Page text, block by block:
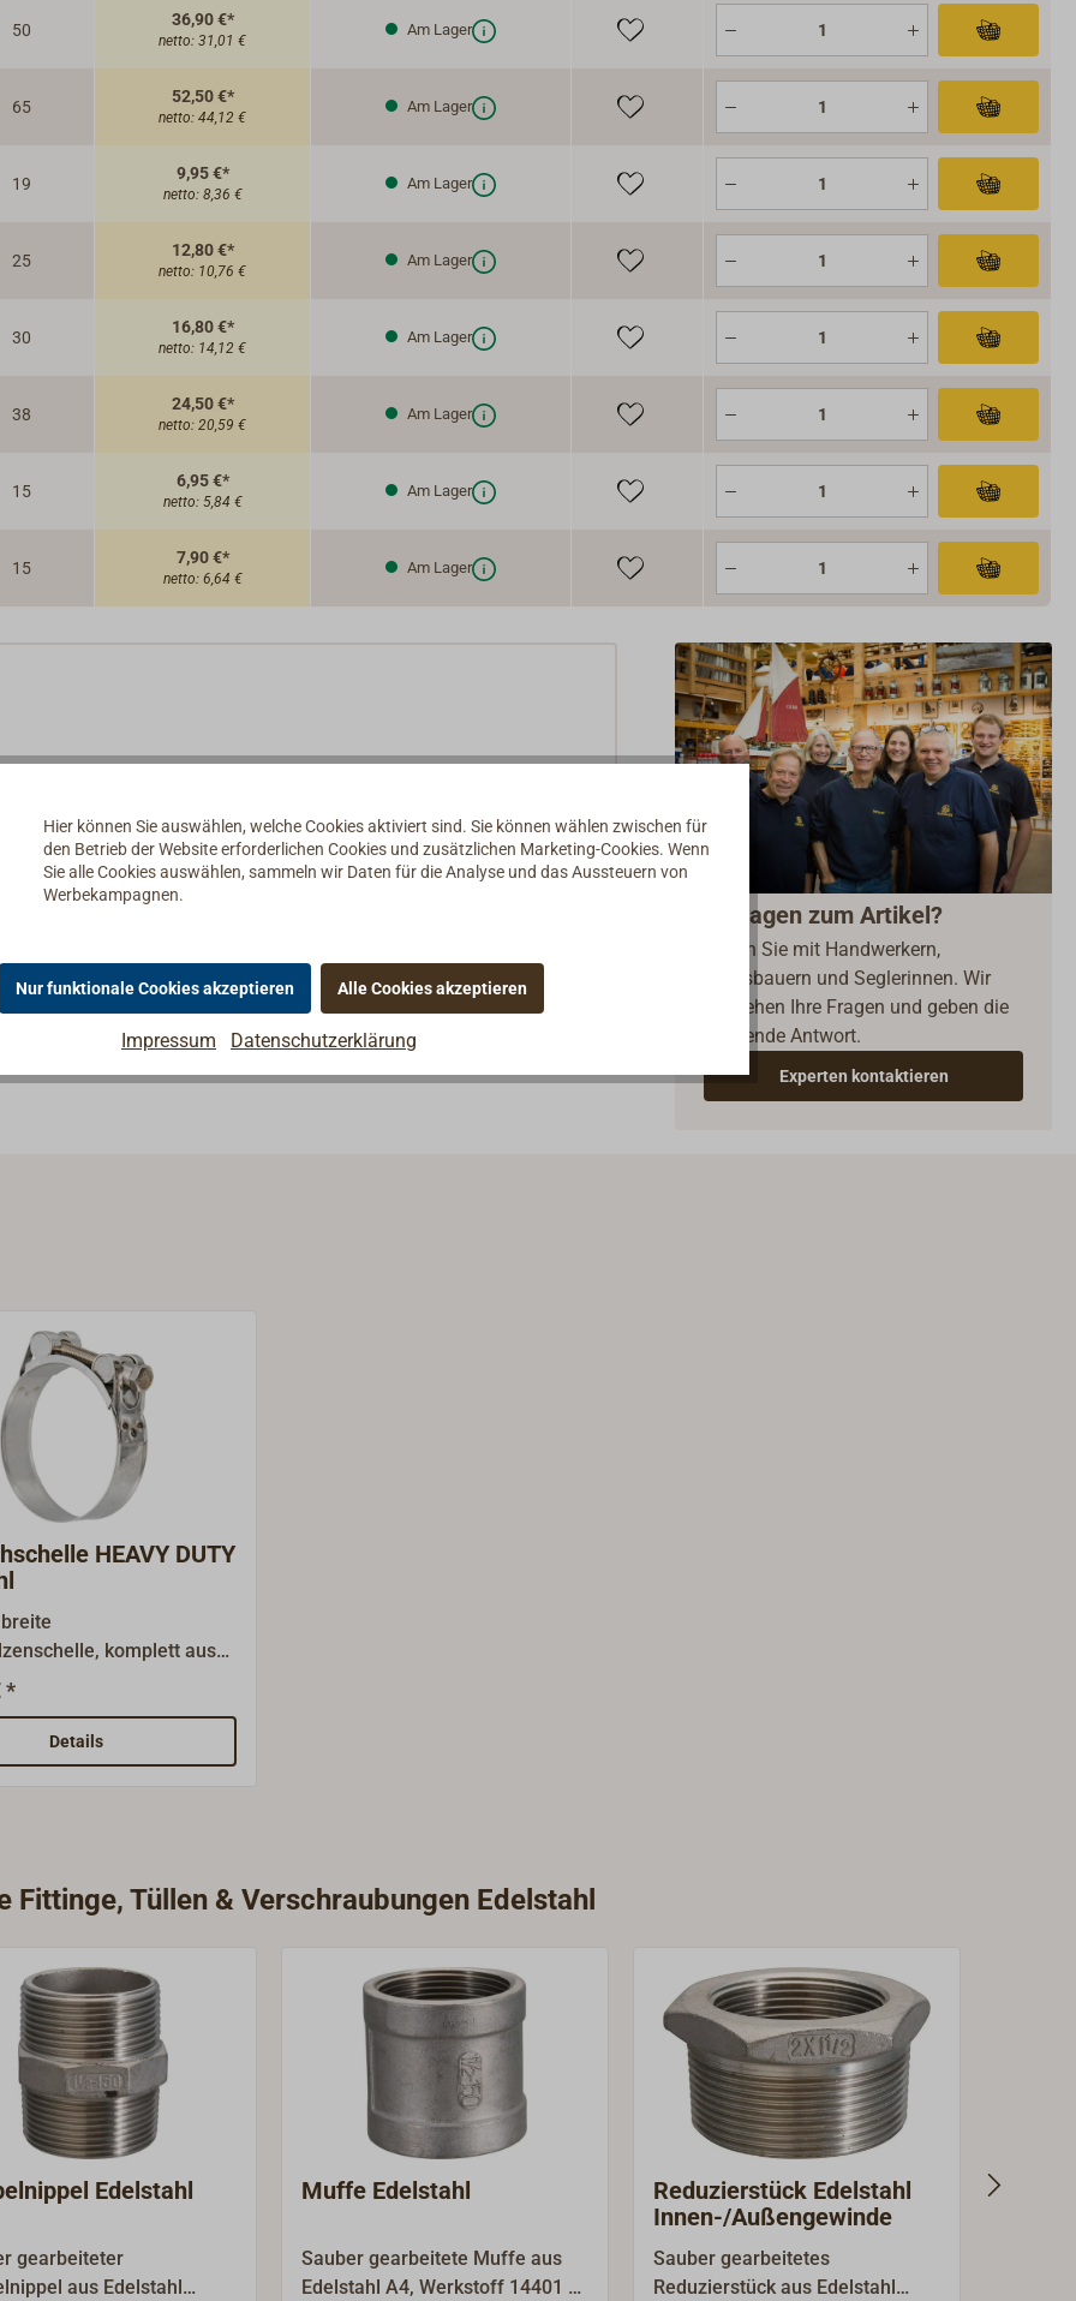
50
36,90 €*
netto: 31,01 €
Am Lager
65
52,50 €*
netto: 44,12 €
Am Lager
19
9,95 €*
netto: 8,36 €
Am Lager
25
12,80 €*
netto: 10,76 €
Am Lager
30
16,80 €*
netto: 14,12 €
Am Lager
38
24,50 €*
netto: 20,59 €
Am Lager
15
6,95 €*
netto: 5,84 €
Am Lager
15
7,90 €*
netto: 6,64 €
Am Lager
und säurefest, A4, 1.4401 = AISI 316).
Gewindedurchmesser.
Fragen zum Artikel?
Reden Sie mit Handwerkern,
Bootsbauern und Seglerinnen. Wir
verstehen Ihre Fragen und geben die
passende Antwort.
Experten kontaktieren
HEAVY DUTY
komplett aus
zur
Montage in schwer
Ecken.Aufgrund der
geeignet zur
*
Details
Tüllen & Verschraubungen Edelstahl
Edelstahl
gearbeiteter
aus Edelstahl
Muffe Edelstahl
Sauber gearbeitete Muffe aus
Edelstahl A4, Werkstoff 14401 =
Reduzierstück Edelstahl
Innen-/Außengewinde
Sauber gearbeitetes
Reduzierstück aus Edelstahl
Hier können Sie auswählen, welche Cookies aktiviert sind. Sie können wählen zwischen für
den Betrieb der Website erforderlichen Cookies und zusätzlichen Marketing-Cookies. Wenn
Sie alle Cookies auswählen, sammeln wir Daten für die Analyse und das Aussteuern von
Werbekampagnen.
Nur funktionale Cookies akzeptieren Alle Cookies akzeptieren
Impressum Datenschutzerklärung